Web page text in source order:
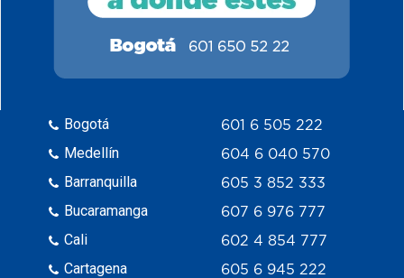
Bogotá
Medellín
Barranquilla
Bucaramanga
Cali
Cartagena
601 6 505 222
604 6 040 570
605 3 852 333
607 6 976 777
602 4 854 777
605 6 945 222